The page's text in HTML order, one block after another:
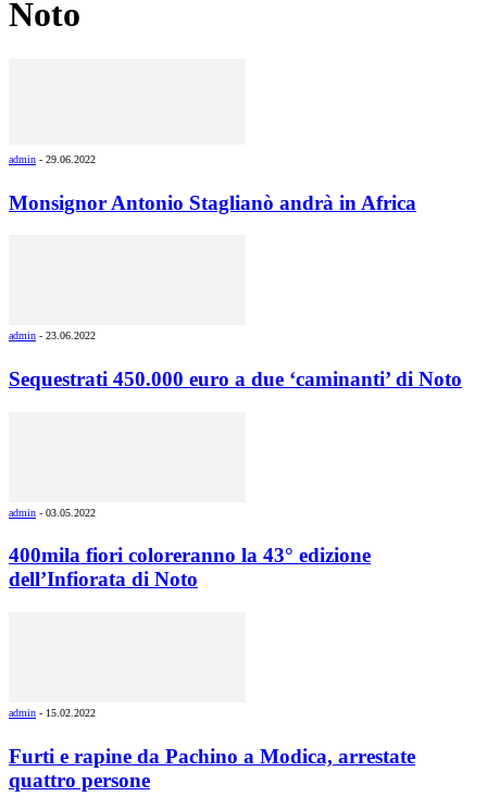
Noto
admin - 29.06.2022
Monsignor Antonio Staglianò andrà in Africa
admin - 23.06.2022
Sequestrati 450.000 euro a due ‘caminanti’ di Noto
admin - 03.05.2022
400mila fiori coloreranno la 43° edizione
dell’Infiorata di Noto
admin - 15.02.2022
Furti e rapine da Pachino a Modica, arrestate
quattro persone